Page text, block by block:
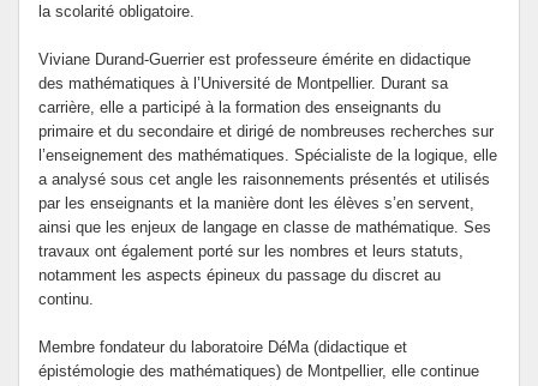
la scolarité obligatoire.
Viviane Durand-Guerrier est professeure émérite en didactique
des mathématiques à l’Université de Montpellier. Durant sa
carrière, elle a participé à la formation des enseignants du
primaire et du secondaire et dirigé de nombreuses recherches sur
l’enseignement des mathématiques. Spécialiste de la logique, elle
a analysé sous cet angle les raisonnements présentés et utilisés
par les enseignants et la manière dont les élèves s’en servent,
ainsi que les enjeux de langage en classe de mathématique. Ses
travaux ont également porté sur les nombres et leurs statuts,
notamment les aspects épineux du passage du discret au
continu.
Membre fondateur du laboratoire DéMa (didactique et
épistémologie des mathématiques) de Montpellier, elle continue